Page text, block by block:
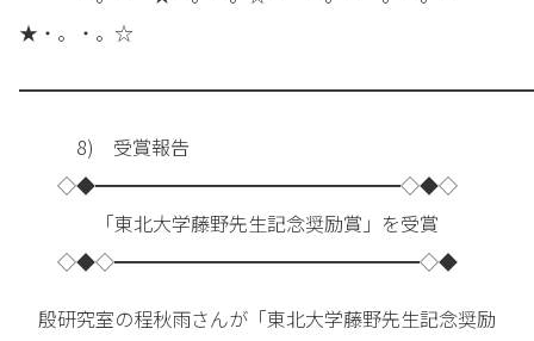
★・。・。☆
8) 受賞報告
◇◆━━━━━━━━━━━━━━━━◇◆◇
「東北大学藤野先生記念奨励賞」を受賞
◇◆◇━━━━━━━━━━━━━━━━◇◆
殷研究室の程秋雨さんが「東北大学藤野先生記念奨励